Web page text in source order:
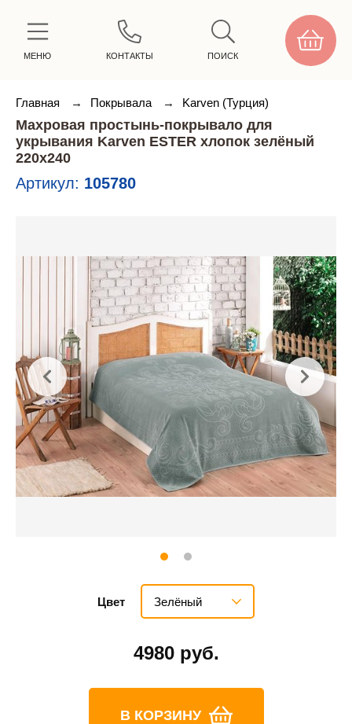
МЕНЮ КОНТАКТЫ ПОИСК
Главная → Покрывала → Karven (Турция)
Махровая простынь-покрывало для
укрывания Karven ESTER хлопок зелёный
220х240
Артикул: 105780
Цвет Зелёный
4980 руб.
В КОРЗИНУ